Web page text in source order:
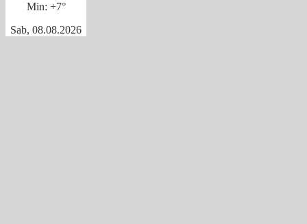
Min: +7°
Sab, 08.08.2026